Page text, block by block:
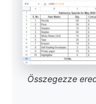
Összegezze